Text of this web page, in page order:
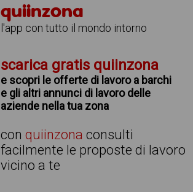
quiinzona
l'app con tutto il mondo intorno
scarica gratis quiinzona
e scopri le offerte di lavoro a barchi
e gli altri annunci di lavoro delle
aziende nella tua zona
conquiinzona consulti
facilmente le proposte di lavoro
vicino a te